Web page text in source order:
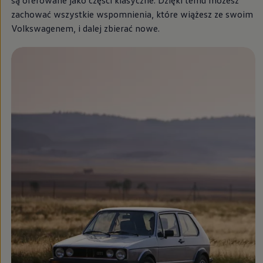
Modele sportowe
Leasing i najem dla firm
Leasing
Finansowanie aut używanych
Kalkulator finansowy
Zakup i finansowanie dla biznesu
Leasing dla biznesu
Mała flota
Duża flota
Elektromobilność dla firm
Skonfiguruj Volkswagena
Poradnik kupującego
Volkswagen dla biznesu
Serwis, akcesoria i aktualizacje
zachować wszystkie wspomnienia, które wiążesz ze swoim
Volkswagenem, i dalej zbierać nowe.